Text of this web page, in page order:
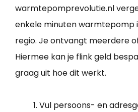
warmtepomprevolutie.nl
enkele minuten warmtepomp
regio. Je ontvangt meerdere
Hiermee kan je flink geld
graag uit hoe dit werkt.
Vul persoons- en